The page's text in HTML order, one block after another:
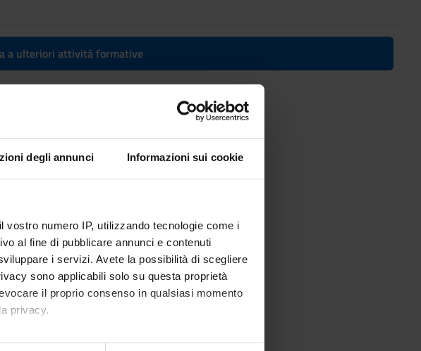
degli annunci Informazioni sui cookie
numero IP, utilizzando tecnologie come i
al fine di pubblicare annunci e contenuti
i servizi. Avete la possibilità di scegliere
sono applicabili solo su questa proprietà
il proprio consenso in qualsiasi momento
privacy.
a ulteriori attività formative
3
in Artificial intelligence